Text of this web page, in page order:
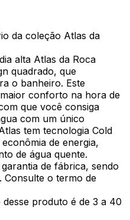
da coleção Atlas da
alta Atlas da Roca
quadrado, que
o banheiro. Este
conforto na hora de
que você consiga
com um único
tem tecnologia Cold
de energia,
de água quente.
de fábrica, sendo
Consulte o termo de
produto é de 3 a 40